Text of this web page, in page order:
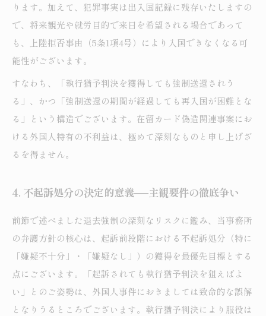
ります。加えて、犯罪事実は出入国記録に残存いたしますの
で、将来観光や就労目的で来日を希望される場合であって
も、上陸拒否事由（5条1項4号）により入国できなくなる可
能性がございます。
すなわち、「執行猶予判決を獲得しても強制送還されう
る」、かつ「強制送還の期間が経過しても再入国が困難とな
る」という構造でございます。在留カード偽造関連事案にお
ける外国人特有の不利益は、極めて深刻なものと申し上げざ
るを得ません。
4. 不起訴処分の決定的意義──主観要件の徹底争い
前節で述べました退去強制の深刻なリスクに鑑み、当事務所
の弁護方針の核心は、起訴前段階における不起訴処分（特に
「嫌疑不十分」・「嫌疑なし」）の獲得を最優先目標とする
点にございます。「起訴されても執行猶予判決を狙えばよ
い」とのご姿勢は、外国人事件におきましては致命的な誤解
となりうるところでございます。執行猶予判決により服役は